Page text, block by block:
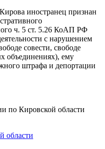
иностранец признан
ч. 5 ст. 5.26 КоАП РФ
с нарушением
совести, свободе
объединениях), ему
штрафа и депортации
по Кировской области
области